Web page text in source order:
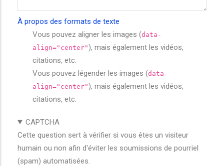
À propos des formats de texte
Vous pouvez aligner les images (data-
align="center"), mais également les vidéos,
citations, etc.
Vous pouvez légender les images (data-
align="center"), mais également les vidéos,
citations, etc.
CAPTCHA
Cette question sert à vérifier si vous êtes un visiteur
humain ou non afin d'éviter les soumissions de pourriel
(spam) automatisées.